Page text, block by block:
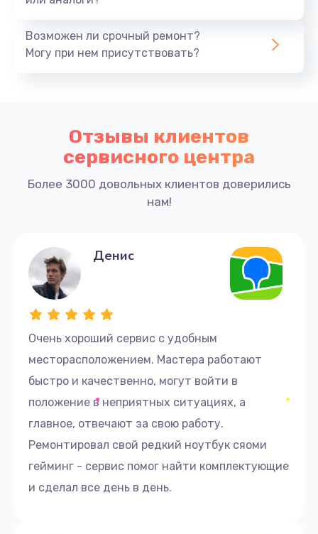
Заказать
Заказать
1170 руб.
Замена вебкамеры
1620 руб.
Заказать
Ремонт петель крышки
1045 руб.
Заказать
Возможен ли срочный ремонт?
Могу при нем присутствовать?
Отзывы клиентов
сервисного центра
Более 3000 довольных клиентов доверились
нам!
Очень хороший сервис с удобным
месторасположением. Мастера работают
быстро и качественно, могут войти в
положение в неприятных ситуациях, а
главное, отвечают за свою работу.
Ремонтировал свой редкий ноутбук сяоми
гейминг - сервис помог найти комплектующие
и сделал все день в день.
Денис